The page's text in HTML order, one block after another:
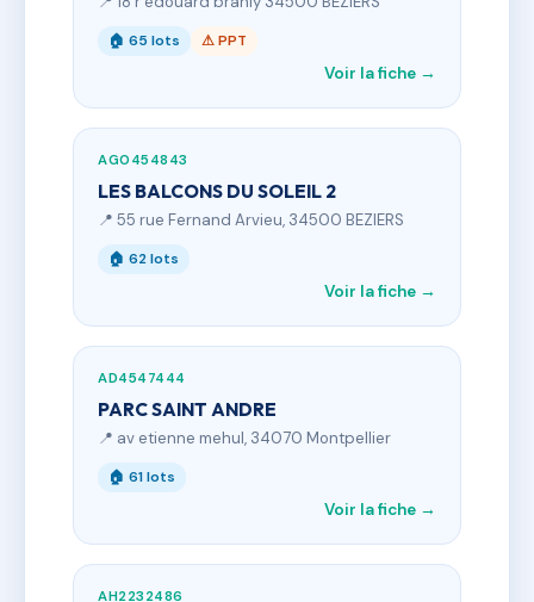
🏠 65 lots ⚠ PPT
Voir la fiche →
AG0454843
LES BALCONS DU SOLEIL 2
📍 55 rue Fernand Arvieu, 34500 BEZIERS
🏠 62 lots
Voir la fiche →
AD4547444
PARC SAINT ANDRE
📍 av etienne mehul, 34070 Montpellier
🏠 61 lots
Voir la fiche →
AH2232486